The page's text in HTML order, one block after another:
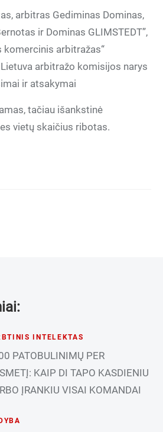
arbitras Gediminas Dominas,
ir Dominas GLIMSTEDT”,
komercinis arbitražas“
arbitražo komisijos narys
ir atsakymai
tačiau išankstinė
vietų skaičius ribotas.
INTELEKTAS
PATOBULINIMŲ PER
KAIP DI TAPO KASDIENIU
ĮRANKIU VISAI KOMANDAI